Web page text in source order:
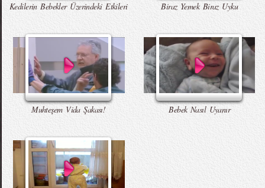
Kedilerin Bebekler Üzerindeki Etkileri Biraz Yemek Biraz Uyku
Muhteşem Vida Şakası! Bebek Nasıl Uyanır